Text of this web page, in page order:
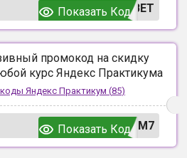
ВЕТ
Показать Код
промокод на скидку
курс Яндекс Практикума
Яндекс Практикум (85)
UM7
Показать Код